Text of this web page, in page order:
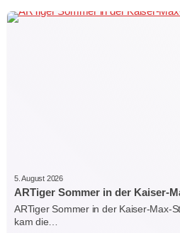
5. August 2026
ARTiger Sommer in der Kaiser-
ARTiger Sommer in der Kaiser-Max-
kam die…